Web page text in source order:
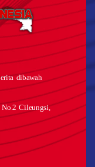
dibawah
Cileungsi,